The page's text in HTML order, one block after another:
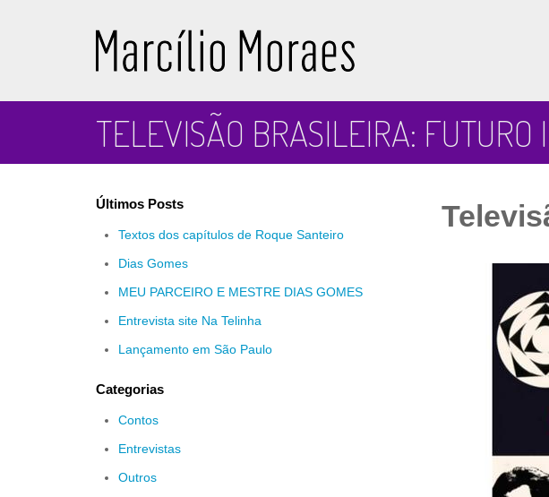
TELEVISÃO BRASILEIRA: FUTURO
Últimos Posts
Textos dos capítulos de Roque Santeiro
Dias Gomes
MEU PARCEIRO E MESTRE DIAS GOMES
Entrevista site Na Telinha
Lançamento em São Paulo
Categorias
Contos
Entrevistas
Outros